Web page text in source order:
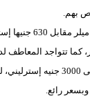
بهم.
كما تتواجد المعاطف
حيث يصل المعطف الواحد إلى
رائع.